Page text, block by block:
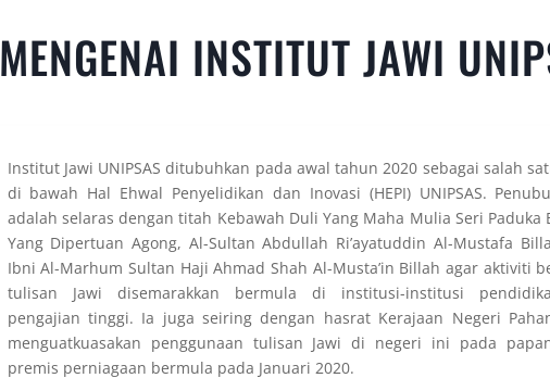
MENGENAI INSTITUT JAWI
Institut Jawi UNIPSAS ditubuhkan pada awal tahun 2020 sebagai salah
di bawah Hal Ehwal Penyelidikan dan Inovasi (HEPI) UNIPSAS.
adalah selaras dengan titah Kebawah Duli Yang Maha Mulia Seri Paduka
Yang Dipertuan Agong, Al-Sultan Abdullah Ri’ayatuddin Al-Mustafa
Ibni Al-Marhum Sultan Haji Ahmad Shah Al-Musta’in Billah agar aktiviti
tulisan Jawi disemarakkan bermula di institusi-institusi
pengajian tinggi. Ia juga seiring dengan hasrat Kerajaan Negeri
menguatkuasakan penggunaan tulisan Jawi di negeri ini pada
premis perniagaan bermula pada Januari 2020.